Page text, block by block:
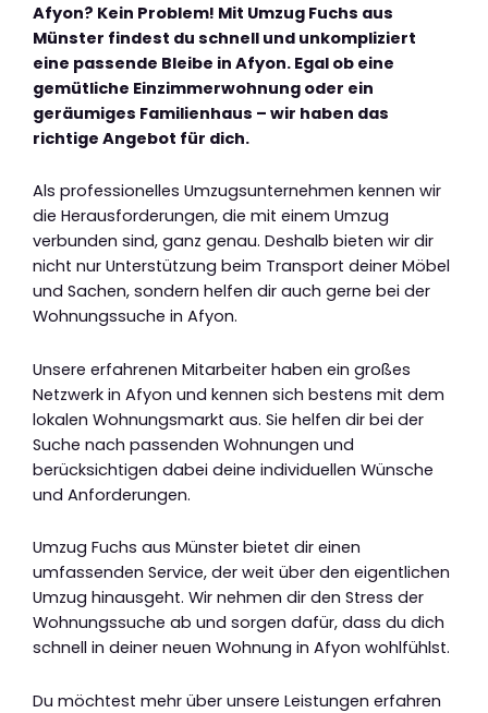
Afyon? Kein Problem! Mit Umzug Fuchs aus
Münster findest du schnell und unkompliziert
eine passende Bleibe in Afyon. Egal ob eine
gemütliche Einzimmerwohnung oder ein
geräumiges Familienhaus – wir haben das
richtige Angebot für dich.
Als professionelles Umzugsunternehmen kennen wir
die Herausforderungen, die mit einem Umzug
verbunden sind, ganz genau. Deshalb bieten wir dir
nicht nur Unterstützung beim Transport deiner Möbel
und Sachen, sondern helfen dir auch gerne bei der
Wohnungssuche in Afyon.
Unsere erfahrenen Mitarbeiter haben ein großes
Netzwerk in Afyon und kennen sich bestens mit dem
lokalen Wohnungsmarkt aus. Sie helfen dir bei der
Suche nach passenden Wohnungen und
berücksichtigen dabei deine individuellen Wünsche
und Anforderungen.
Umzug Fuchs aus Münster bietet dir einen
umfassenden Service, der weit über den eigentlichen
Umzug hinausgeht. Wir nehmen dir den Stress der
Wohnungssuche ab und sorgen dafür, dass du dich
schnell in deiner neuen Wohnung in Afyon wohlfühlst.
Du möchtest mehr über unsere Leistungen erfahren